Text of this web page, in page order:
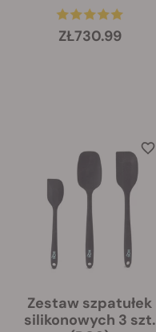
ZŁ730.99
Zestaw szpatułek
silikonowych 3 szt.